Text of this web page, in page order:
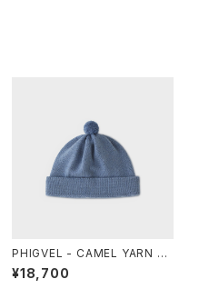
PHIGVEL - CAMEL YARN B
ONBON WATCH CAP
¥18,700